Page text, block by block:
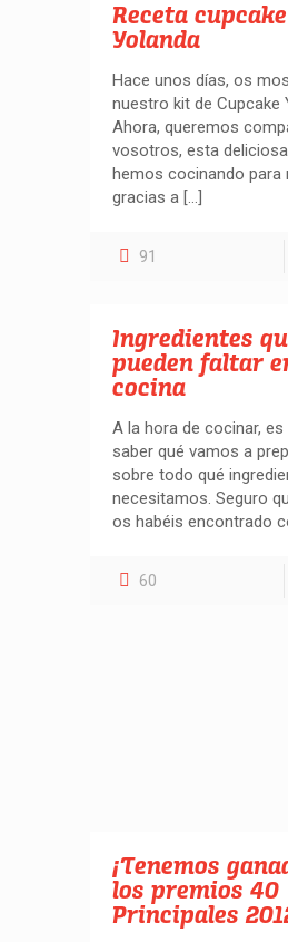
Receta
Yolanda
Hace unos días, os
nuestro kit de Cupcake
Ahora, queremos
vosotros, esta
hemos cocinando para
gracias a[…]
91
Ingredientes
pueden faltar
cocina
A la hora de cocinar,
saber qué vamos a
sobre todo qué
necesitamos. Seguro
os habéis encontrado
60
¡Tenemos
los premios 40
Principales